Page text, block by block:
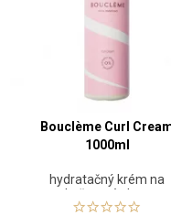
Bouclème Curl
1000ml
hydratačný krém na
kučeravé vlasy